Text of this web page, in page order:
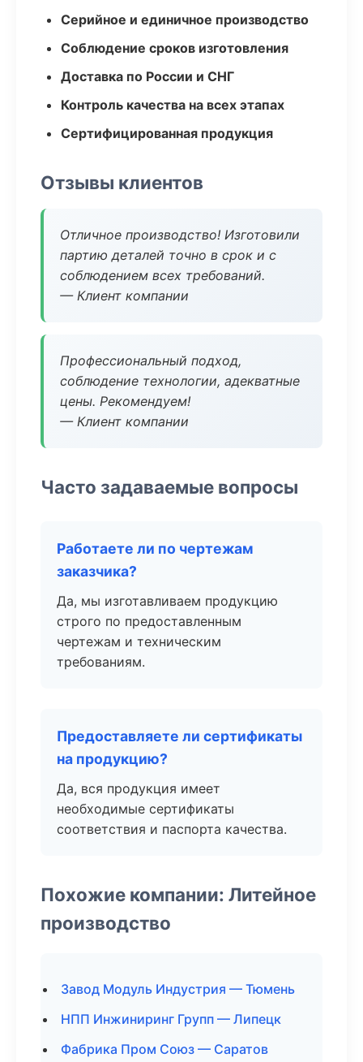
Серийное и единичное производство
Соблюдение сроков изготовления
Доставка по России и СНГ
Контроль качества на всех этапах
Сертифицированная продукция
Отзывы клиентов
Отличное производство! Изготовили
партию деталей точно в срок и с
соблюдением всех требований.
— Клиент компании
Профессиональный подход,
соблюдение технологии, адекватные
цены. Рекомендуем!
— Клиент компании
Часто задаваемые вопросы
Работаете ли по чертежам
заказчика?
Да, мы изготавливаем продукцию
строго по предоставленным
чертежам и техническим
требованиям.
Предоставляете ли сертификаты
на продукцию?
Да, вся продукция имеет
необходимые сертификаты
соответствия и паспорта качества.
Похожие компании: Литейное
производство
Завод Модуль Индустрия — Тюмень
НПП Инжиниринг Групп — Липецк
Фабрика Пром Союз — Саратов